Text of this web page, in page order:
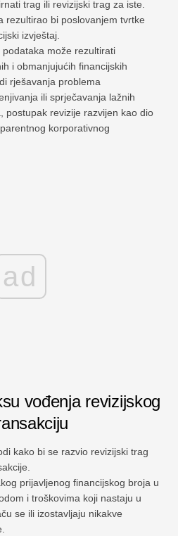
trag ili revizijski trag za iste.
rezultirao bi poslovanjem tvrtke
izvještaj.
može rezultirati
i obmanjujućih financijskih
rješavanja problema
ili sprječavanja lažnih
postupak revizije razvijen kao dio
korporativnog
ad
vođenja revizijskog
kako bi se razvio revizijski trag
prijavljenog financijskog broja u
i troškovima koji nastaju u
se ili izostavljaju nikakve